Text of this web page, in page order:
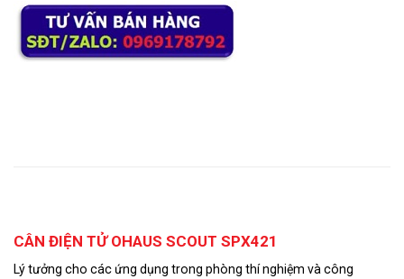
CÂN ĐIỆN TỬ OHAUS SCOUT SPX421
Lý tưởng cho các ứng dụng trong phòng thí nghiệm và công